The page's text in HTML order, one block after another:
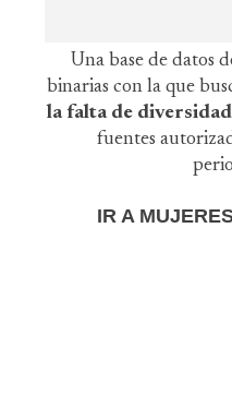
Una base de datos
binarias con la que
la falta de
fuentes
IR A